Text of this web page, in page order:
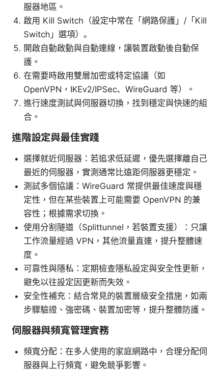
服器地區。
啟用 Kill Switch（設定中常在「網路保護」/「Kill
Switch」選項）。
開啟自動啟動與自動連線，讓裝置啟動後自動保
護。
在需要時啟用雙層加密或特定協議（如
OpenVPN，IKEv2/IPSec、WireGuard 等）。
進行速度測試與伺服器切換，找到穩定與快速的組
合。
進階設定與最佳實踐
選擇就近伺服器：若追求低延遲，優先選擇離自己
最近的伺服器，實測通常比遠距伺服器更穩定。
測試多個協議：WireGuard 常提供最佳速度與穩
定性，但在某些裝置上可能需要 OpenVPN 的兼
容性；根據需求切換。
使用分割隧道（Splittunnel，若裝置支援）：只讓
工作流量經過 VPN，其他流量直連，提升整體速
度。
可靠性與隱私：定期檢查隱私設定與安全性更新，
避免以往設定因更新而失效。
安全性補充：結合常見的裝置層級安全措施，如兩
步驟驗證、強密碼、裝置加密等，提升整體防護。
伺服器與頻寬管理實務
頻寬分配：在多人使用的家庭網路中，合理分配伺
服器與上行頻寬，避免競爭影響。